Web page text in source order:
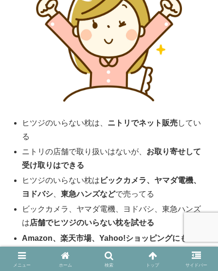
ヒツジのいらない枕は、 ニトリでネット販売してい
る
ニトリの店舗で取り扱いはないが、 お取り寄せして
受け取りはできる
ヒツジのいらない枕は ビックカメラ、ヤマダ電機、
ヨドバシ 、東急ハンズなどで売ってる
ビックカメラ、ヤマダ電機、ヨドバシ、東急ハンズ
は店舗でヒツジのいらない枕を試せる
Amazon、楽天市場、Yahoo!ショッピングにも、ヒ
ツジのいらない枕の公式ショップ
がある
ヒツジのいらない枕を
楽天市場で買うと30日間のお
メニュー ホーム 検索 トップ サイドバー